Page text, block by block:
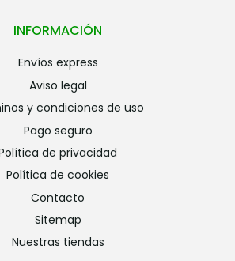
INFORMACIÓN
envíos express
aviso legal
y condiciones de uso
pago seguro
política de privacidad
política de cookies
contacto
sitemap
nuestras tiendas